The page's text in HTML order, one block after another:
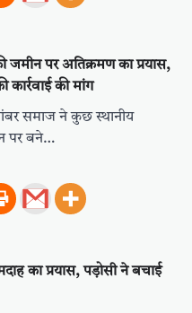
पर अतिक्रमण का प्रयास,
कार्रवाई की मांग
समाज ने कुछ स्थानीय
पर बने…
का प्रयास, पड़ोसी ने बचाई